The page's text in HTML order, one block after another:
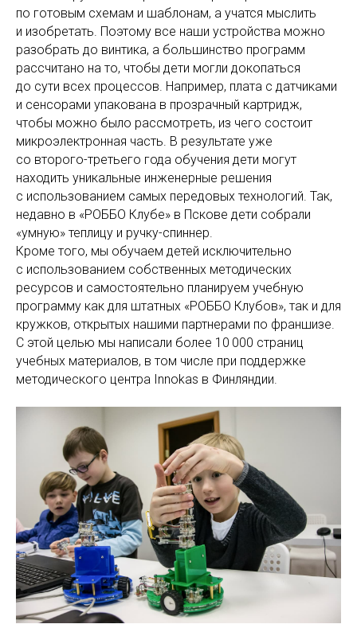
по готовым схемам и шаблонам, а учатся мыслить
и изобретать. Поэтому все наши устройства можно
разобрать до винтика, а большинство программ
рассчитано на то, чтобы дети могли докопаться
до сути всех процессов. Например, плата с датчиками
и сенсорами упакована в прозрачный картридж,
чтобы можно было рассмотреть, из чего состоит
микроэлектронная часть. В результате уже
со второго-третьего года обучения дети могут
находить уникальные инженерные решения
с использованием самых передовых технологий. Так,
недавно в «РОББО Клубе» в Пскове дети собрали
«умную» теплицу и ручку-спиннер.
Кроме того, мы обучаем детей исключительно
с использованием собственных методических
ресурсов и самостоятельно планируем учебную
программу как для штатных «РОББО Клубов», так и для
кружков, открытых нашими партнерами по франшизе.
С этой целью мы написали более 10 000 страниц
учебных материалов, в том числе при поддержке
методического центра Innokas в Финляндии.